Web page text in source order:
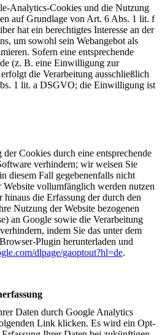
Analytics-Cookies und die Nutzung
auf Grundlage von Art. 6 Abs. 1 lit. f
hat ein berechtigtes Interesse an der
um sowohl sein Webangebot als
Sofern eine entsprechende
(z. B. eine Einwilligung zur
die Verarbeitung ausschließlich
1 lit. a DSGVO; die Einwilligung ist
Cookies durch eine entsprechende
verhindern; wir weisen Sie
diesem Fall gegebenenfalls nicht
Website vollumfänglich werden nutzen
die Erfassung der durch den
Nutzung der Website bezogenen
an Google sowie die Verarbeitung
indem Sie das unter dem
Plugin herunterladen und
dlpage/gaoptout?hl=de.
Daten durch Google Analytics
Link klicken. Es wird ein Opt-